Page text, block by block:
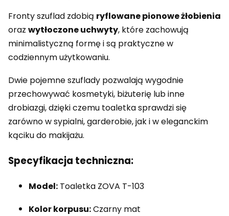
Fronty szuflad zdobią ryflowane pionowe żłobienia
oraz wytłoczone uchwyty, które zachowują
minimalistyczną formę i są praktyczne w
codziennym użytkowaniu.
Dwie pojemne szuflady pozwalają wygodnie
przechowywać kosmetyki, biżuterię lub inne
drobiazgi, dzięki czemu toaletka sprawdzi się
zarówno w sypialni, garderobie, jak i w eleganckim
kąciku do makijażu.
Specyfikacja techniczna:
Model: Toaletka ZOVA T-103
Kolor korpusu:Czarny mat